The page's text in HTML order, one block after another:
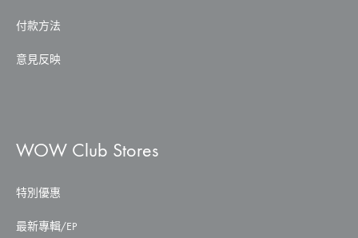
付款方法
意見反映
WOW Club Stores
特別優惠
最新專輯/EP